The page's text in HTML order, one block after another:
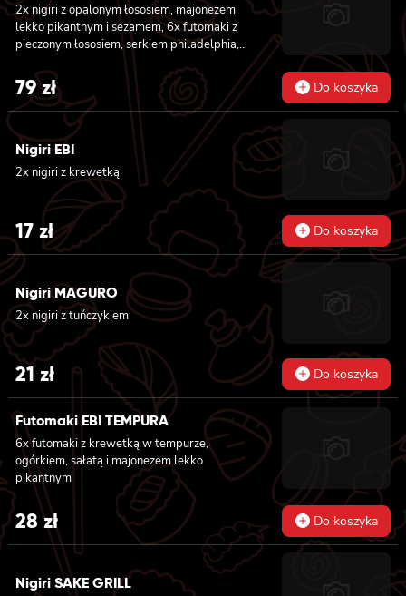
2x nigiri z opalonym łososiem, majonezem
lekko pikantnym i sezamem, 6x futomaki z
pieczonym łososiem, serkiem philadelphia,
awokado, ogórkiem, kanpyo, sałatą, sosem
teriyaki i sezamem, 8x california z krewetką
w tempurze, majonezem lekko pikantnym,
ogórkiem, sezamem i masago, 8x hosomaki z
batatem w tempurze
79zł Do koszyka
Nigiri EBI
2x nigiri z krewetką
17 zł Do koszyka
Nigiri MAGURO
2x nigiri z tuńczykiem
21 zł Do koszyka
Futomaki EBI TEMPURA
6x futomaki z krewetką w tempurze,
ogórkiem, sałatą i majonezem lekko
pikantnym
28zł Do koszyka
Nigiri SAKE GRILL